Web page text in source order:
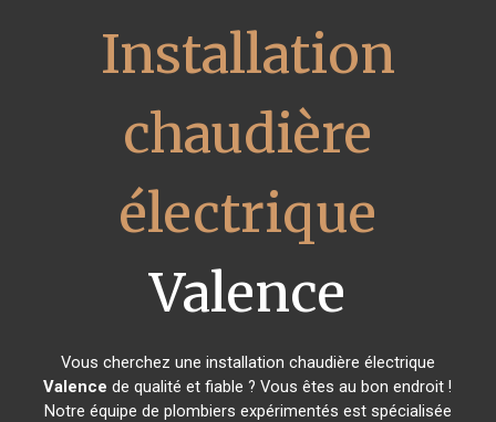
Installation
chaudière
électrique
Valence
Vous cherchez une installation chaudière électrique
Valence de qualité et fiable ? Vous êtes au bon endroit !
Notre équipe de plombiers expérimentés est spécialisée